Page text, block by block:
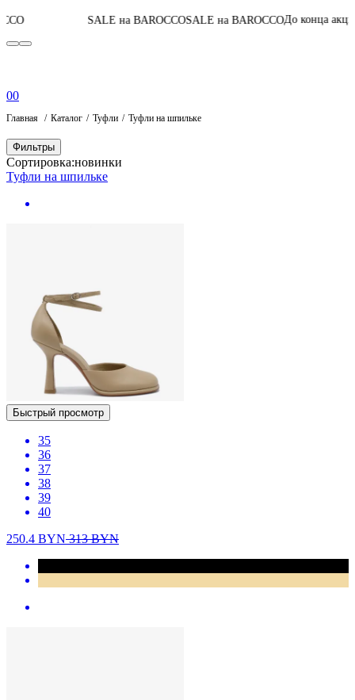
SALE на BAROCCOSALE на BAROCCOДо конца акции06:15:55:10
00
Главная Каталог Туфли Туфли на шпильке
Фильтры
Сортировка:новинки
Туфли на шпильке
Быстрый просмотр
35
36
37
38
39
40
250.4 BYN313BYN